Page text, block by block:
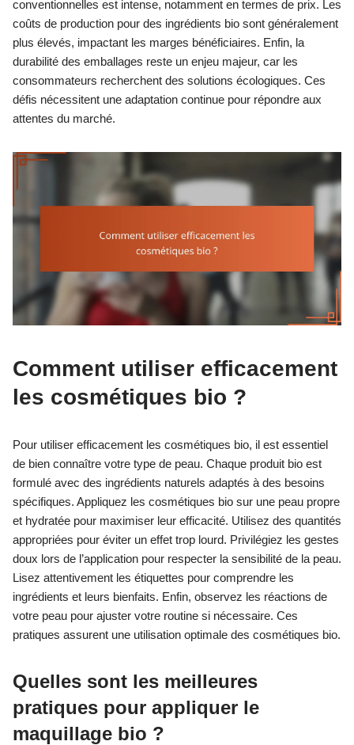
conventionnelles est intense, notamment en termes de prix. Les
coûts de production pour des ingrédients bio sont généralement
plus élevés, impactant les marges bénéficiaires. Enfin, la
durabilité des emballages reste un enjeu majeur, car les
consommateurs recherchent des solutions écologiques. Ces
défis nécessitent une adaptation continue pour répondre aux
attentes du marché.
Comment utiliser efficacement
les cosmétiques bio ?
Pour utiliser efficacement les cosmétiques bio, il est essentiel
de bien connaître votre type de peau. Chaque produit bio est
formulé avec des ingrédients naturels adaptés à des besoins
spécifiques. Appliquez les cosmétiques bio sur une peau propre
et hydratée pour maximiser leur efficacité. Utilisez des quantités
appropriées pour éviter un effet trop lourd. Privilégiez les gestes
doux lors de l’application pour respecter la sensibilité de la peau.
Lisez attentivement les étiquettes pour comprendre les
ingrédients et leurs bienfaits. Enfin, observez les réactions de
votre peau pour ajuster votre routine si nécessaire. Ces
pratiques assurent une utilisation optimale des cosmétiques bio.
Quelles sont les meilleures
pratiques pour appliquer le
maquillage bio ?